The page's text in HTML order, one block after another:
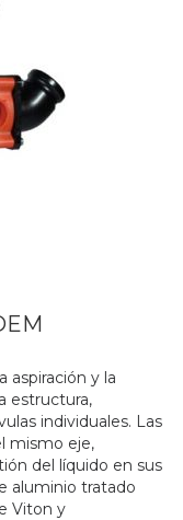
aspiración y la
estructura,
individuales. Las
mismo eje,
del líquido en sus
aluminio tratado
Viton y